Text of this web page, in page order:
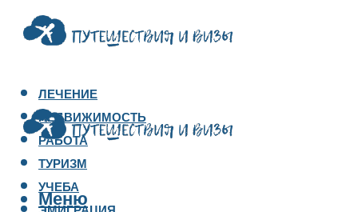
ЛЕЧЕНИЕ
НЕДВИЖИМОСТЬ
РАБОТА
ТУРИЗМ
УЧЕБА
Меню